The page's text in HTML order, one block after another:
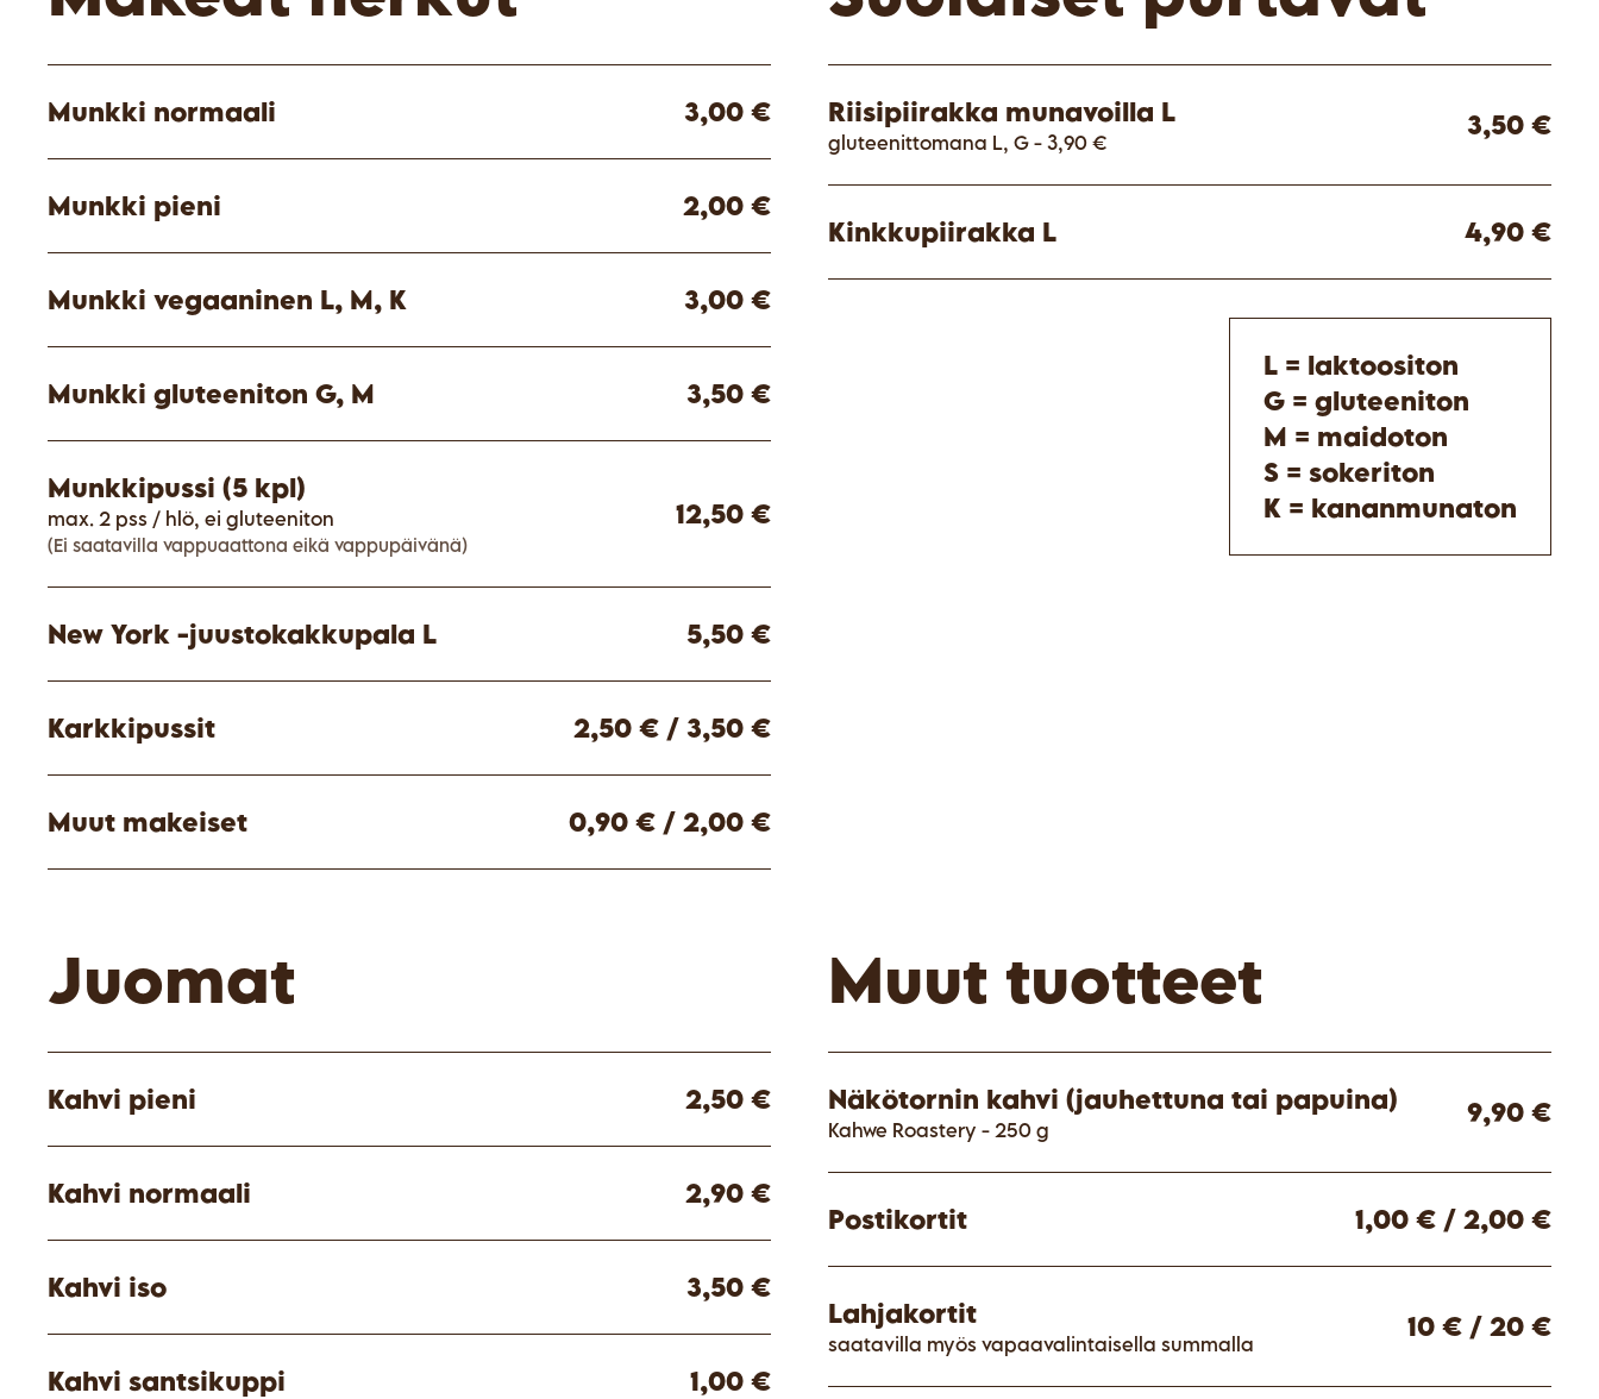
Munkki normaali 3,00 €
Munkki pieni 2,00 €
Munkki vegaaninen L, M, K 3,00 €
Munkki gluteeniton G, M 3,50 €
Munkkipussi (5 kpl)
max. 2 pss / hlö, ei gluteeniton
(Ei saatavilla vappuaattona eikä vappupäivänä)
12,50 €
New York -juustokakkupala L 5,50 €
Karkkipussit 2,50 € / 3,50 €
Muut makeiset 0,90 € / 2,00 €
Riisipiirakka munavoilla L
gluteenittomana L, G - 3,90 €
3,50 €
Kinkkupiirakka L 4,90 €
L = laktoositon
G = gluteeniton
M = maidoton
S = sokeriton
K = kananmunaton
Juomat
Kahvi pieni 2,50 €
Kahvi normaali 2,90 €
Kahvi iso 3,50 €
Kahvi santsikuppi 1,00 €
Muut tuotteet
Näkötornin kahvi (jauhettuna tai papuina)
Kahwe Roastery - 250 g
9,90 €
Postikortit 1,00 € / 2,00 €
Lahjakortit
saatavilla myös vapaavalintaisella summalla
10 € / 20 €